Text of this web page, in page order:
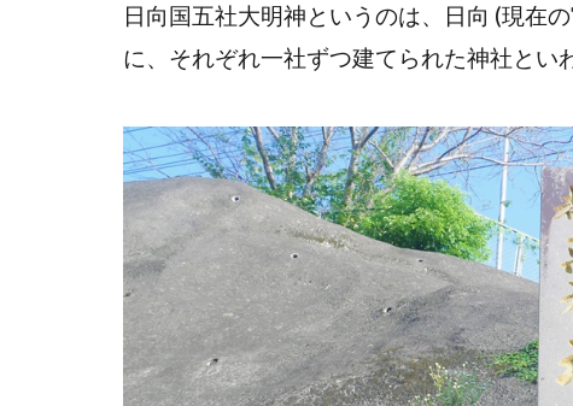
日向国五社大明神というのは、日向 (現在
に、それぞれ一社ずつ建てられた神社とい